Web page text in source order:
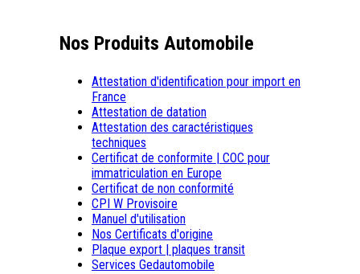
Nos Produits Automobile
Attestation d'identification pour import en
France
Attestation de datation
Attestation des caractéristiques
techniques
Certificat de conformite | COC pour
immatriculation en Europe
Certificat de non conformité
CPI W Provisoire
Manuel d'utilisation
Nos Certificats d'origine
Plaque export | plaques transit
Services Gedautomobile